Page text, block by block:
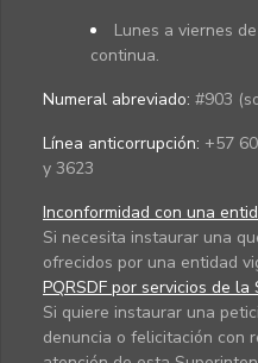
Lunes a viernes
continua.
Numeral abreviado: #903
Línea anticorrupción: +57
y 3623
Inconformidad con una
Si necesita instaurar una
ofrecidos por una entidad
PQRSDF por servicios de la
Si quiere instaurar una
denuncia o felicitación con